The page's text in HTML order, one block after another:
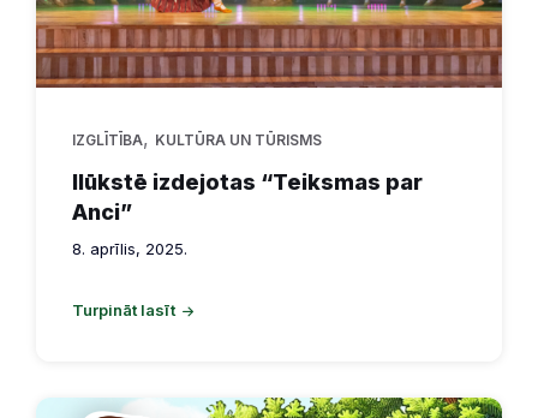
IZGLĪTĪBA, KULTŪRA UN TŪRISMS
Ilūkstē izdejotas “Teiksmas par
Anci”
8. aprīlis, 2025.
Turpināt lasīt